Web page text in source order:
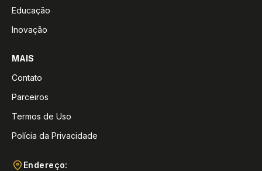
Educação
Inovação
MAIS
Contato
Parceiros
Termos de Uso
Polícia da Privacidade
Endereço: